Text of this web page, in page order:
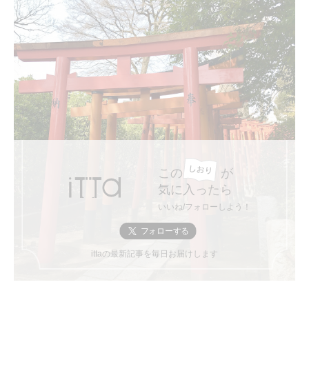
この
が
気に入ったら
いいね/フォローしよう！
ittaの最新記事を毎日お届けします